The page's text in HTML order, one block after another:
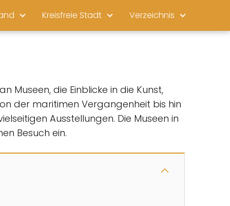
Kreisfreie Stadt Verzeichnis
Museen, die Einblicke in die Kunst,
der maritimen Vergangenheit bis hin
Ausstellungen. Die Museen in
Besuch ein.